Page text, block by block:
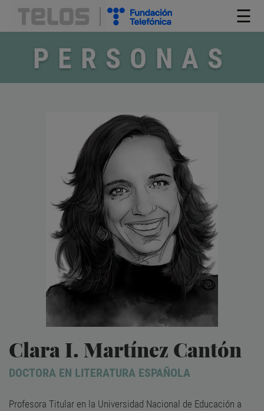
☰
PERSONAS
Clara I. Martínez Cantón
DOCTORA EN LITERATURA ESPAÑOLA
Profesora Titular en la Universidad Nacional de Educación a